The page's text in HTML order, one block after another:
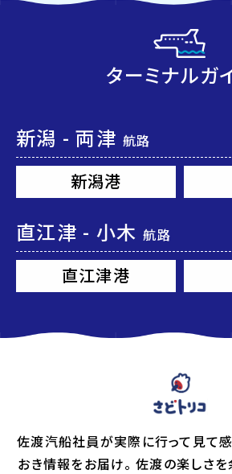
ターミナルガ
新潟 - 両津 航路
新潟港
直江津 - 小木 航路
直江津港
佐渡汽船社員が実際に行って見て感
おき情報をお届け。 佐渡の楽しさを